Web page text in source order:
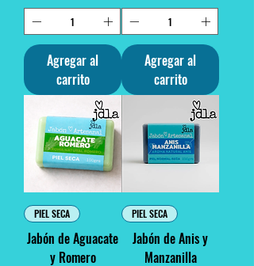
Agregar al
carrito
Agregar al
carrito
PIEL SECA
Jabón de Aguacate
y Romero
PIEL SECA
Jabón de Anis y
Manzanilla